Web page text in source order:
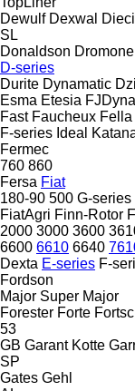
Dewulf Dexwal Dieci
SL
Donaldson Dromone
D-series
Durite Dynamatic
Esma Etesia
Fast Faucheux Fella
F-series Ideal
Fermec
760 860
Fersa Fiat
180-90 500 G-series
FiatAgri Finn-Rotor
2000 3000 3600
6600 6610 6640
Dexta E-series F-
Fordson
Major Super Major
Forester Forte
53
GB Garant Kotte
SP
Gates Gehl